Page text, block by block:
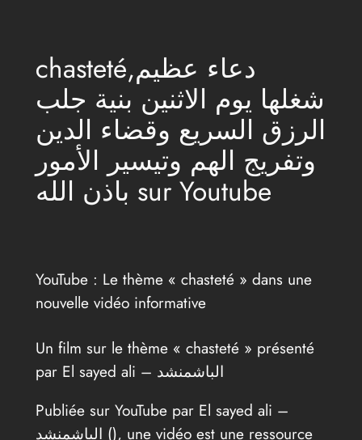
contenuchasteté,دعاء عظيم
شغلها يوم الاثنين بنية جلب
الرزق السريع وقضاء الدين
وتفريج الهم وتيسير الأمور
باذن الله sur Youtube
YouTube : Le thème « chasteté » dans une
nouvelle vidéo informative
Un film sur le thème « chasteté » présenté
par El sayed ali – الباشمنشد
Publiée sur YouTube par El sayed ali –
الباشمنشد (), une vidéo est une ressource